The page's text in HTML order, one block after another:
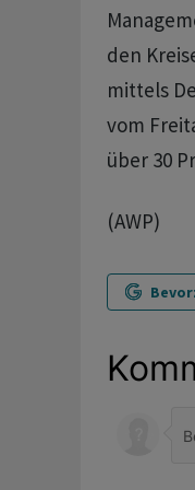
den
mittels
vom
über 30
(AWP)